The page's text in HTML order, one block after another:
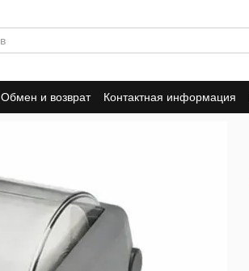
Обмен и возврат Контактная информация